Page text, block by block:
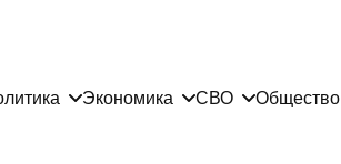
Экономика СВО Общество